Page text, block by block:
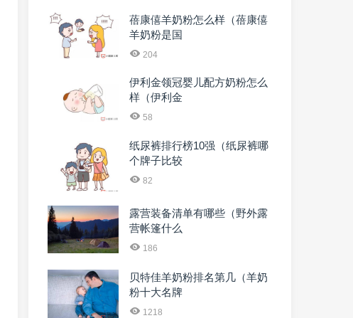
蓓康僖羊奶粉怎么样（蓓康僖
羊奶粉是国
204
伊利金领冠婴儿配方奶粉怎么
样（伊利金
58
纸尿裤排行榜10强（纸尿裤哪
个牌子比较
82
露营装备清单有哪些（野外露
营帐篷什么
186
贝特佳羊奶粉排名第几（羊奶
粉十大名牌
1218